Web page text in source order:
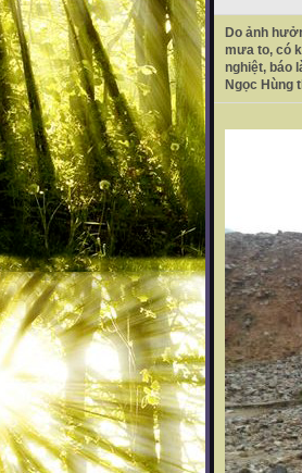
Do ảnh
mưa to, có
nghiệt, báo
Ngọc Hùng